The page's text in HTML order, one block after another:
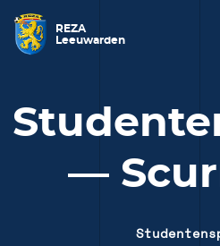
REZA
Leeuwarden
—